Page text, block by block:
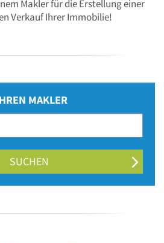
Makler für die Erstellung einer
Verkauf Ihrer Immobilie!
MAKLER
SUCHEN